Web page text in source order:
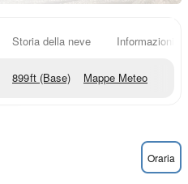
Storia della neve Informazioni
899ft (Base) Mappe Meteo
Oraria